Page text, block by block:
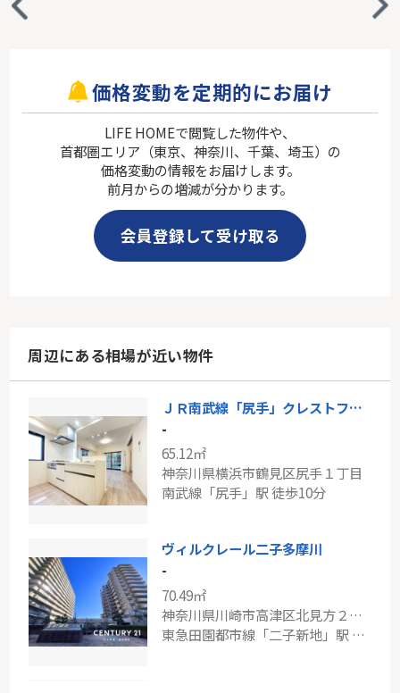
価格変動を定期的にお届け
LIFE HOMEで閲覧した物件や、
首都圏エリア（東京、神奈川、千葉、埼玉）の
価格変動の情報をお届けします。
前月からの増減が分かります。
会員登録して受け取る
周辺にある相場が近い物件
ＪＲ南武線「尻手」クレストフォルム鶴見ウッドスクエア
-
65.12㎡
神奈川県横浜市鶴見区尻手１丁目
南武線「尻手」駅 徒歩10分
ヴィルクレール二子多摩川
-
70.49㎡
神奈川県川崎市高津区北見方２丁目
東急田園都市線「二子新地」駅 徒歩13分